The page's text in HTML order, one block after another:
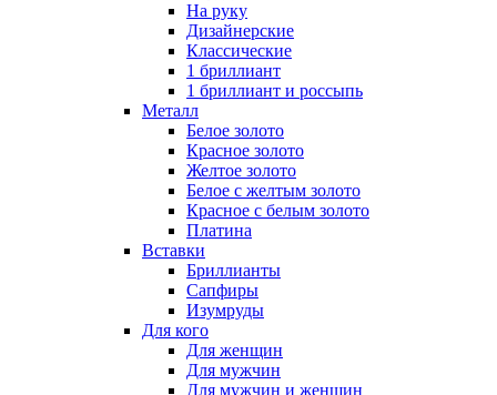
На руку
Дизайнерские
Классические
1 бриллиант
1 бриллиант и россыпь
Металл
Белое золото
Красное золото
Желтое золото
Белое с желтым золото
Красное с белым золото
Платина
Вставки
Бриллианты
Сапфиры
Изумруды
Для кого
Для женщин
Для мужчин
Для мужчин и женщин